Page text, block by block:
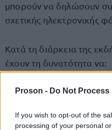
Proson - Do Not
If you wish to opt-out of the
processing of your personal
μπορούν να δηλώσουν
σχετικής ηλεκτρονικής
Κατά τη διάρκεια της
έχουν τη δυνατότητα να:
Συνομιλήσουν
ραντεβού